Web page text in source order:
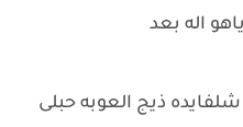
اله بعد
ذيج العوبه حبلى